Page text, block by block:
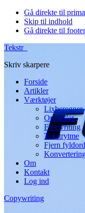
Gå direkte til
Skip til indhold
Gå direkte til footer
Tekstr_
Skriv skarpere
Forside
Artikler
Værktøjer
Lixberegner
Ordtæller
Freewriting
Tekstrytme
Fjern fyldord
Om
Kontakt
Log ind
Copywriting